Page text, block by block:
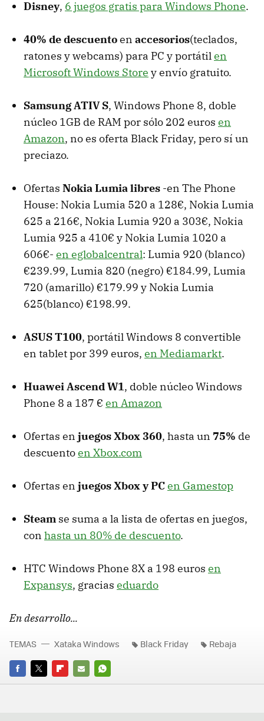
Disney, 6 juegos gratis para Windows Phone.
40% de descuentoen accesorios(teclados,
ratones y webcams) para PC y portátilen
Microsoft Windows Store y envío gratuito.
Samsung ATIV S, Windows Phone 8, doble
núcleo 1GB de RAM por sólo 202 euros en
Amazon, no es oferta Black Friday, pero sí un
preciazo.
Ofertas Nokia Lumia libres -en The Phone
House: Nokia Lumia 520 a 128€, Nokia Lumia
625 a 216€, Nokia Lumia 920 a 303€, Nokia
Lumia 925 a 410€ y Nokia Lumia 1020 a
606€- en eglobalcentral: Lumia 920 (blanco)
€239.99, Lumia 820 (negro) €184.99, Lumia
720 (amarillo) €179.99 y Nokia Lumia
625(blanco) €198.99.
ASUS T100, portátil Windows 8 convertible
en tablet por 399 euros, en Mediamarkt.
Huawei Ascend W1, doble núcleo Windows
Phone 8 a 187 € en Amazon
Ofertas en juegos Xbox 360, hasta un 75% de
descuentoen Xbox.com
Ofertas en juegos Xbox y PCen Gamestop
Steam se suma a la lista de ofertas en juegos,
con hasta un 80% de descuento.
HTC Windows Phone 8X a 198 euros en
Expansys, gracias eduardo
En desarrollo...
FACEBOOK
TWITTERFLIPBOARD
E-
WHATSAPP
TEMAS Xataka Windows Black Friday Rebaja